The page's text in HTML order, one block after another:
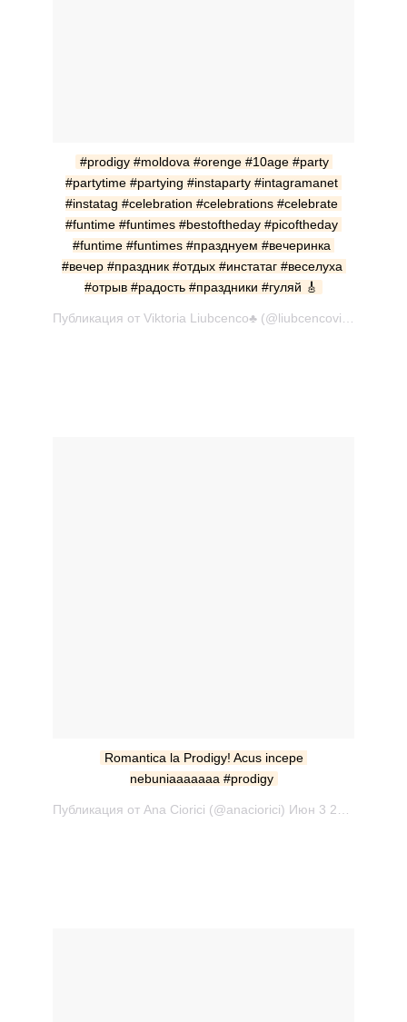
#prodigy #moldova #orenge #10age #party
#partytime #partying #instaparty #intagramanet
#instatag #celebration #celebrations #celebrate
#funtime #funtimes #bestoftheday #picoftheday
#funtime #funtimes #празднуем #вечеринка
#вечер #праздник #отдых #инстатаг #веселуха
#отрыв #радость #праздники #гуляй 🎸
Romantica la Prodigy! Acus incepe
nebuniaaaaaaa #prodigy